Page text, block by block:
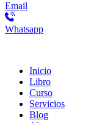
Email
Whatsapp
Inicio
Libro
Curso
Servicios
Blog